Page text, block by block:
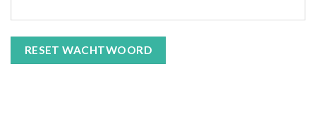
RESET WACHTWOORD